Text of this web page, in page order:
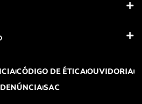
CÓDIGO DE ÉTICAOUVIDORIA
DENÚNCIASAC